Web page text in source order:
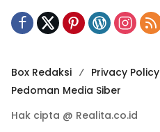
Box Redaksi Privacy Policy
Pedoman Media Siber
Hak cipta @ Realita.co.id